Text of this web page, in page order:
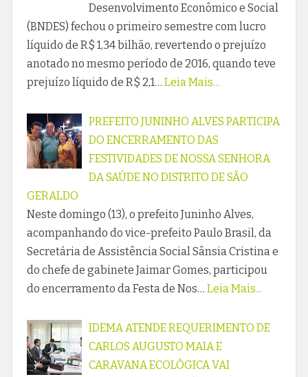
Desenvolvimento Econômico e Social
(BNDES) fechou o primeiro semestre com lucro
líquido de R$ 1,34 bilhão, revertendo o prejuízo
anotado no mesmo período de 2016, quando teve
prejuízo líquido de R$ 2,1… Leia Mais...
PREFEITO JUNINHO ALVES PARTICIPA
DO ENCERRAMENTO DAS
FESTIVIDADES DE NOSSA SENHORA
DA SAÚDE NO DISTRITO DE SÃO
GERALDO
Neste domingo (13), o prefeito Juninho Alves,
acompanhando do vice-prefeito Paulo Brasil, da
Secretária de Assistência Social Sânsia Cristina e
do chefe de gabinete Jaimar Gomes, participou
do encerramento da Festa de Nos… Leia Mais...
IDEMA ATENDE REQUERIMENTO DE
CARLOS AUGUSTO MAIA E
CARAVANA ECOLÓGICA VAI